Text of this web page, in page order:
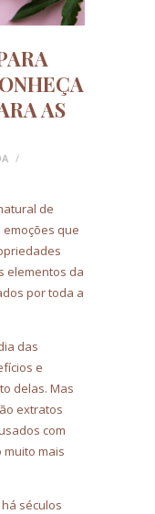
AS
de
que
elementos da
por toda a
das
e
delas. Mas
extratos
com
muito mais
séculos